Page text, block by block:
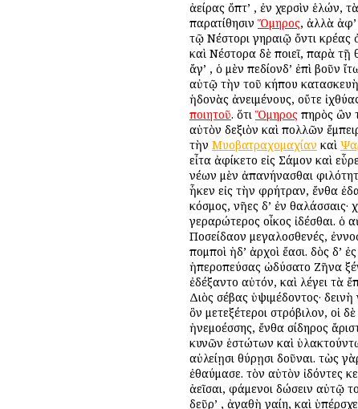
ἀείρας ὄπτ’ , ἐν χερσὶν ἑλών,
παρατίθησιν Ὅμηρος, ἀλλὰ ἀφ’
τῷ Νέστορι γηραιῷ ὄντι
καὶ Νέστορα δὲ ποιεῖ, παρὰ τῇ
ἄγ’ , ὁ μὲν πεδίονδ’ ἐπὶ βοῦν
αὐτῷ τὴν τοῦ κήπου
ἡδονὰς ἀνειμένους, οὔτε
ποιητοῦ. ὅτι Ὅμηρος πηρὸς ὢν
αὐτὸν δεξιὸν καὶ πολλῶν
τὴν Μυοβατραχομαχίαν καὶ
εἶτα ἀφίκετο εἰς Σάμον καὶ
νέων μὲν ἀπανήνασθαι
ἧκεν εἰς τὴν φρήτραν, ἔνθα
κόσμος, νῆες δ’ ἐν θαλάσσαις·
γεραρώτερος οἶκος ἰδέσθαι. ὁ
Ποσείδαον μεγαλοσθενές,
πομποὶ ἠδ’ ἀρχοὶ ἔασι. δὸς δ’
ἠπεροπεύσας ὠδύσατο Ζῆνα
ἐδέξαντο αὐτόν, καὶ λέγει τὰ
Διὸς σέβας ὑψιμέδοντος·
ὃν μετεξέτεροι στρόβιλον, οἱ
ἠνεμοέσσης, ἔνθα σίδηρος
κυνῶν ἑστώτων καὶ
αὐλείῃσι θύρῃσι δοῦναι. τὼς
ἐθαύμασε. τὸν αὐτὸν ἰδόντες
ἀεῖσαι, φάμενοι δώσειν αὐτῷ
δεῦρ’ , ἀγαθὴ γαίη, καὶ